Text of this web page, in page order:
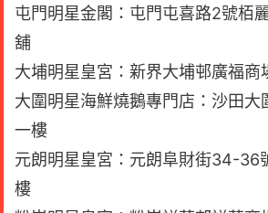
屯門明星金閣：屯門屯喜路2號栢
舖
大埔明星皇宮：新界大埔邨廣福商
大圍明星海鮮燒鵝專門店：沙田
一樓
元朗明星皇宮：元朗阜財街34-36
樓